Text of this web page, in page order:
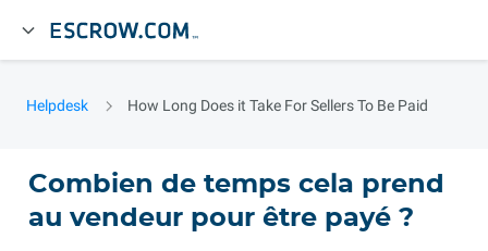
Helpdesk How Long Does it Take For Sellers To Be Paid
Combien de temps cela prend
au vendeur pour être payé ?